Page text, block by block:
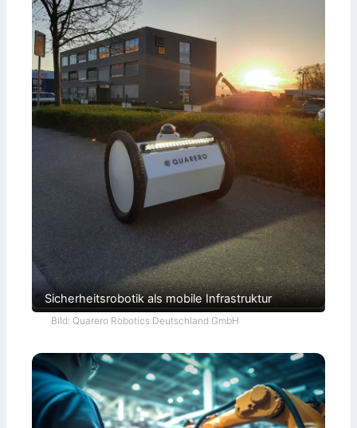
Sicherheitsrobotik als mobile Infrastruktur
Bild: Quarero Robotics Deutschland GmbH